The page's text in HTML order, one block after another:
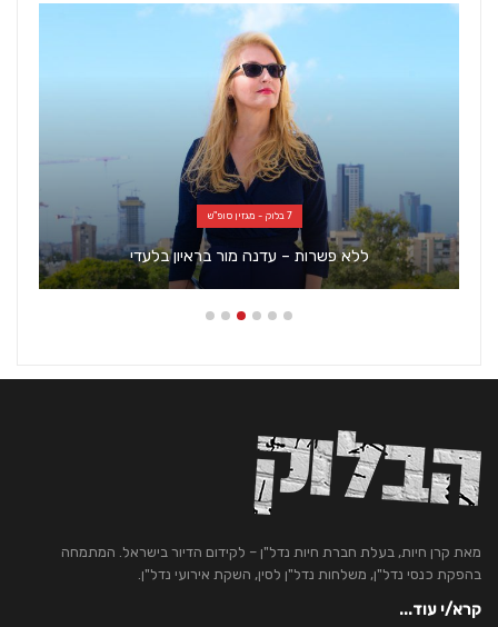
7 בלוק - מגזין סופ"ש
ללא פשרות – עדנה מור בראיון בלעדי
מאת קרן חיות, בעלת חברת חיות נדל"ן – לקידום הדיור בישראל. המתמחה
בהפקת כנסי נדל"ן, משלחות נדל"ן לסין, השקת אירועי נדל"ן.
קרא/י עוד...